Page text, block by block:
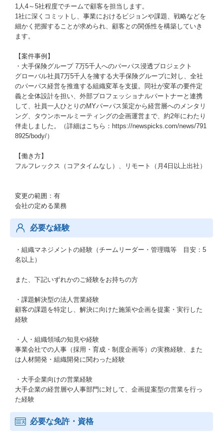
1人4～5社程度でチームで顧客を担当します。
1社に深くコミットし、事業におけるビジョンや課題、戦略などを
細かく把握することが求められ、顧客との関係性を構築していき
ます。
【案件事例】
・大手保険グループ 7万5千人へのパーパス浸透プロジェクト
グローバル社員7万5千人を擁する大手保険グループに対し、全社
のパーパス経営を推進する組織変革を支援。同社が変革の要件定
義と全体設計を担い、外部プロフェッショナルパートナーと連携
して、社員一人ひとりのMYパーパス策定から経営層へのメンタリ
ング、タウンホールミーティングの企画運営まで、約2年にわたり
伴走しました。（詳細はこちら：https://newspicks.com/news/791
8925/body/）
【働き方】
フルフレックス（コアタイムなし）、リモート（月4日以上出社）
変更の範囲：有
会社の定める業務
必要な経験
・組織マネジメントの経験（チームリーダー・管理職等 目安：5
名以上）
また、下記いずれかのご経験をお持ちの方
・課題解決型の法人営業経験
顧客の課題を特定し、解決に向けた施策や企画を提案・実行した
経験
・人・組織領域の知見や経験
事業会社での人事（採用・育成・制度企画等）の実務経験、また
は人材開発・組織開発に関わった経験
・大手企業向けの営業経験
大手企業の経営層や人事部門に対して、企画提案型の営業を行っ
た経験
必要な免許・資格